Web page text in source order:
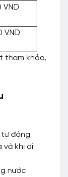
VND
VND
tham khảo,
tự động
và khi di
nước